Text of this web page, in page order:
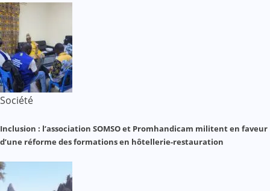
Société
Inclusion : l’association SOMSO et Promhandicam militent en faveur
d’une réforme des formations en hôtellerie-restauration